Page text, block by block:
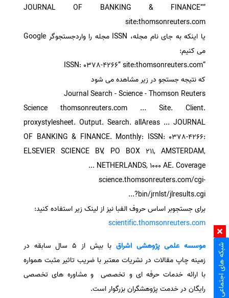
“JOURNAL OF BANKING & FINANCE”
site:thomsonreuters.com
یا اینکه به جای نام مجله، ISSN مجله را واردجستجوگر Google
می کنیم:
“ISSN: 0378-4266” site:thomsonreuters.com
که نتیجه جستجو در زیر مشاهده می شود
Journal Search - Science - Thomson Reuters
Science thomsonreuters.com ... Site. Client.
proxystylesheet. Output. Search. allAreas ... JOURNAL
OF BANKING & FINANCE. Monthly: ISSN: 0378-4266:
ELSEVIER SCIENCE BV, PO BOX 211, AMSTERDAM,
NETHERLANDS, 1000 AE. Coverage ...
science.thomsonreuters.com/cgi-
bin/jrnlst/jlresults.cgi?...
برای جستجوبر اساس حروف الفبا نیز از لینک زیر استفاده کنید:
scientific.thomsonreuters.com
موسسه علمی پژوهشی اشراق
با بیش از 5 سال سابقه در
زمینه چاپ مقالات در نشریات معتبر با ضریب تاثیر مثبت همواره
با ارائه خدمات حرفه ای و تخصصی و مشاوره های تخصصی
رایگان در خدمت پژوهشگران بزرگوار است.
شبکه های اجتماعی